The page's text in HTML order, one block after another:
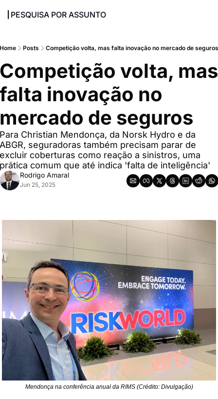
PESQUISA POR ASSUNTO
Home Posts Competição volta, mas falta inovação no mercado de seguros
Competição volta, mas
falta inovação no
mercado de seguros
Para Christian Mendonça, da Norsk Hydro e da
ABGR, seguradoras também precisam parar de
excluir coberturas como reação a sinistros, uma
prática comum que até indica 'falta de inteligência'
Rodrigo Amaral
Jun 25, 2025
Mendonça na conferência anual da RIMS (Crédito: Divulgação)